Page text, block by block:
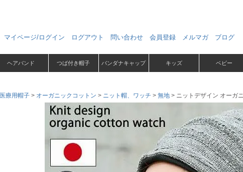
マイページ/ログイン ログアウト 問い合わせ 会員登録 メルマガ ブログ
ヘアバンド つば付き帽子 バンダナキャップ キッズ ベビー
医療用帽子 オーガニックコットン ニット帽、ワッチ 無地 ニットデザイン オーガ